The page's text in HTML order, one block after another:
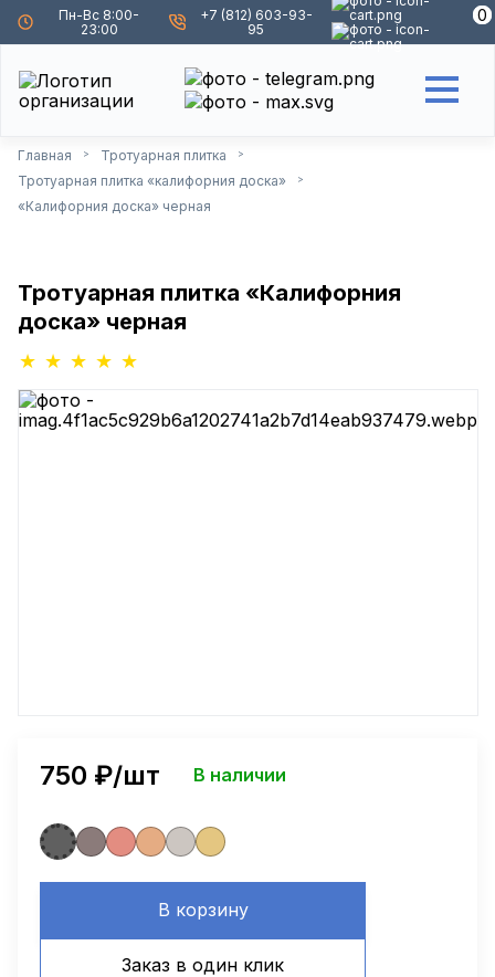
Пн-Вс 8:00-
23:00
+7 (812) 603-93-
95
0
0
Главная > Тротуарная плитка >
Тротуарная плитка «калифорния доска» >
«Калифорния доска» черная
Тротуарная плитка «Калифорния
доска» черная
750 ₽/шт В наличии
В корзину
Заказ в один клик